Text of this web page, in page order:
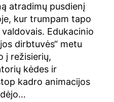
atradimų pusdienį
kur trumpam tapo
Edukacinio
dirbtuvės“ metu
į režisierių,
kėdes ir
kadro animacijos